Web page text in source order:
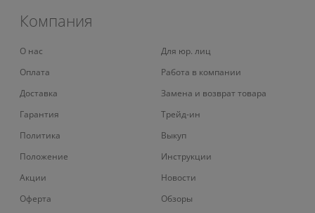
Компания
О нас
Оплата
Доставка
Гарантия
Политика
Положение
Акции
Оферта
Для юр. лиц
Работа в компании
Замена и возврат товара
Трейд-ин
Выкуп
Инструкции
Новости
Обзоры